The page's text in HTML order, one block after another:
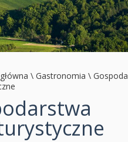
\ Gastronomia \